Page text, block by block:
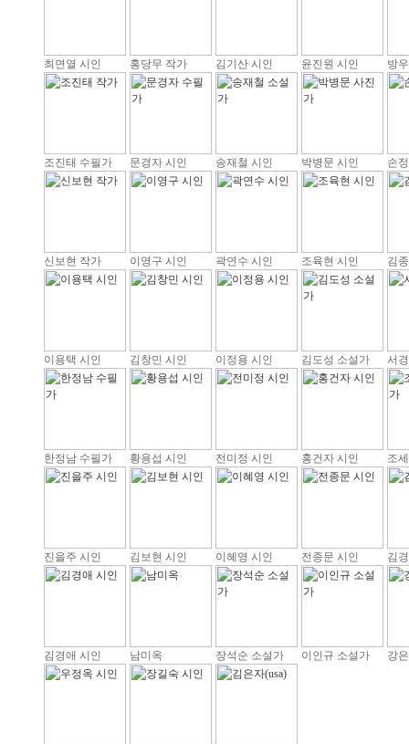
최면열 시인 홍당무 작가 김기산 시인 윤진원 시인 방
조진태 수필가 문경자 시인 송재철 시인 박병문 시인 손
신보현 작가 이영구 시인 곽연수 시인 조육현 시인 김
이용택 시인 김창민 시인 이정용 시인 김도성 소설가 서
한정남 수필가 황용섭 시인 전미정 시인 홍건자 시인 조
진을주 시인 김보현 시인 이혜영 시인 전종문 시인 김
김경애 시인 남미옥 장석순 소설가 이인규 소설가 강